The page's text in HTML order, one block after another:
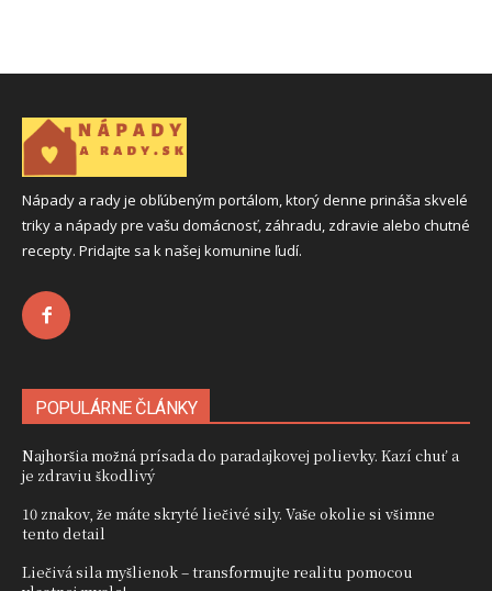
Nápady a rady je obľúbeným portálom, ktorý denne prináša skvelé
triky a nápady pre vašu domácnosť, záhradu, zdravie alebo chutné
recepty. Pridajte sa k našej komunine ľudí.
POPULÁRNE ČLÁNKY
Najhoršia možná prísada do paradajkovej polievky. Kazí chuť a
je zdraviu škodlivý
10 znakov, že máte skryté liečivé sily. Vaše okolie si všimne
tento detail
Liečivá sila myšlienok – transformujte realitu pomocou